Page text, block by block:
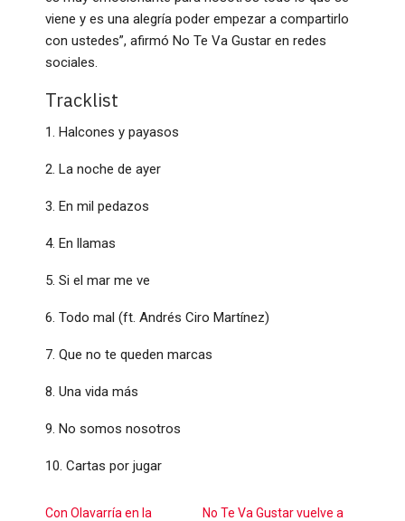
viene y es una alegría poder empezar a compartirlo
con ustedes”, afirmó No Te Va Gustar en redes
sociales.
Tracklist
1. Halcones y payasos
2. La noche de ayer
3. En mil pedazos
4. En llamas
5. Si el mar me ve
6. Todo mal (ft. Andrés Ciro Martínez)
7. Que no te queden marcas
8. Una vida más
9. No somos nosotros
10. Cartas por jugar
Con Olavarría en la
No Te Va Gustar vuelve a